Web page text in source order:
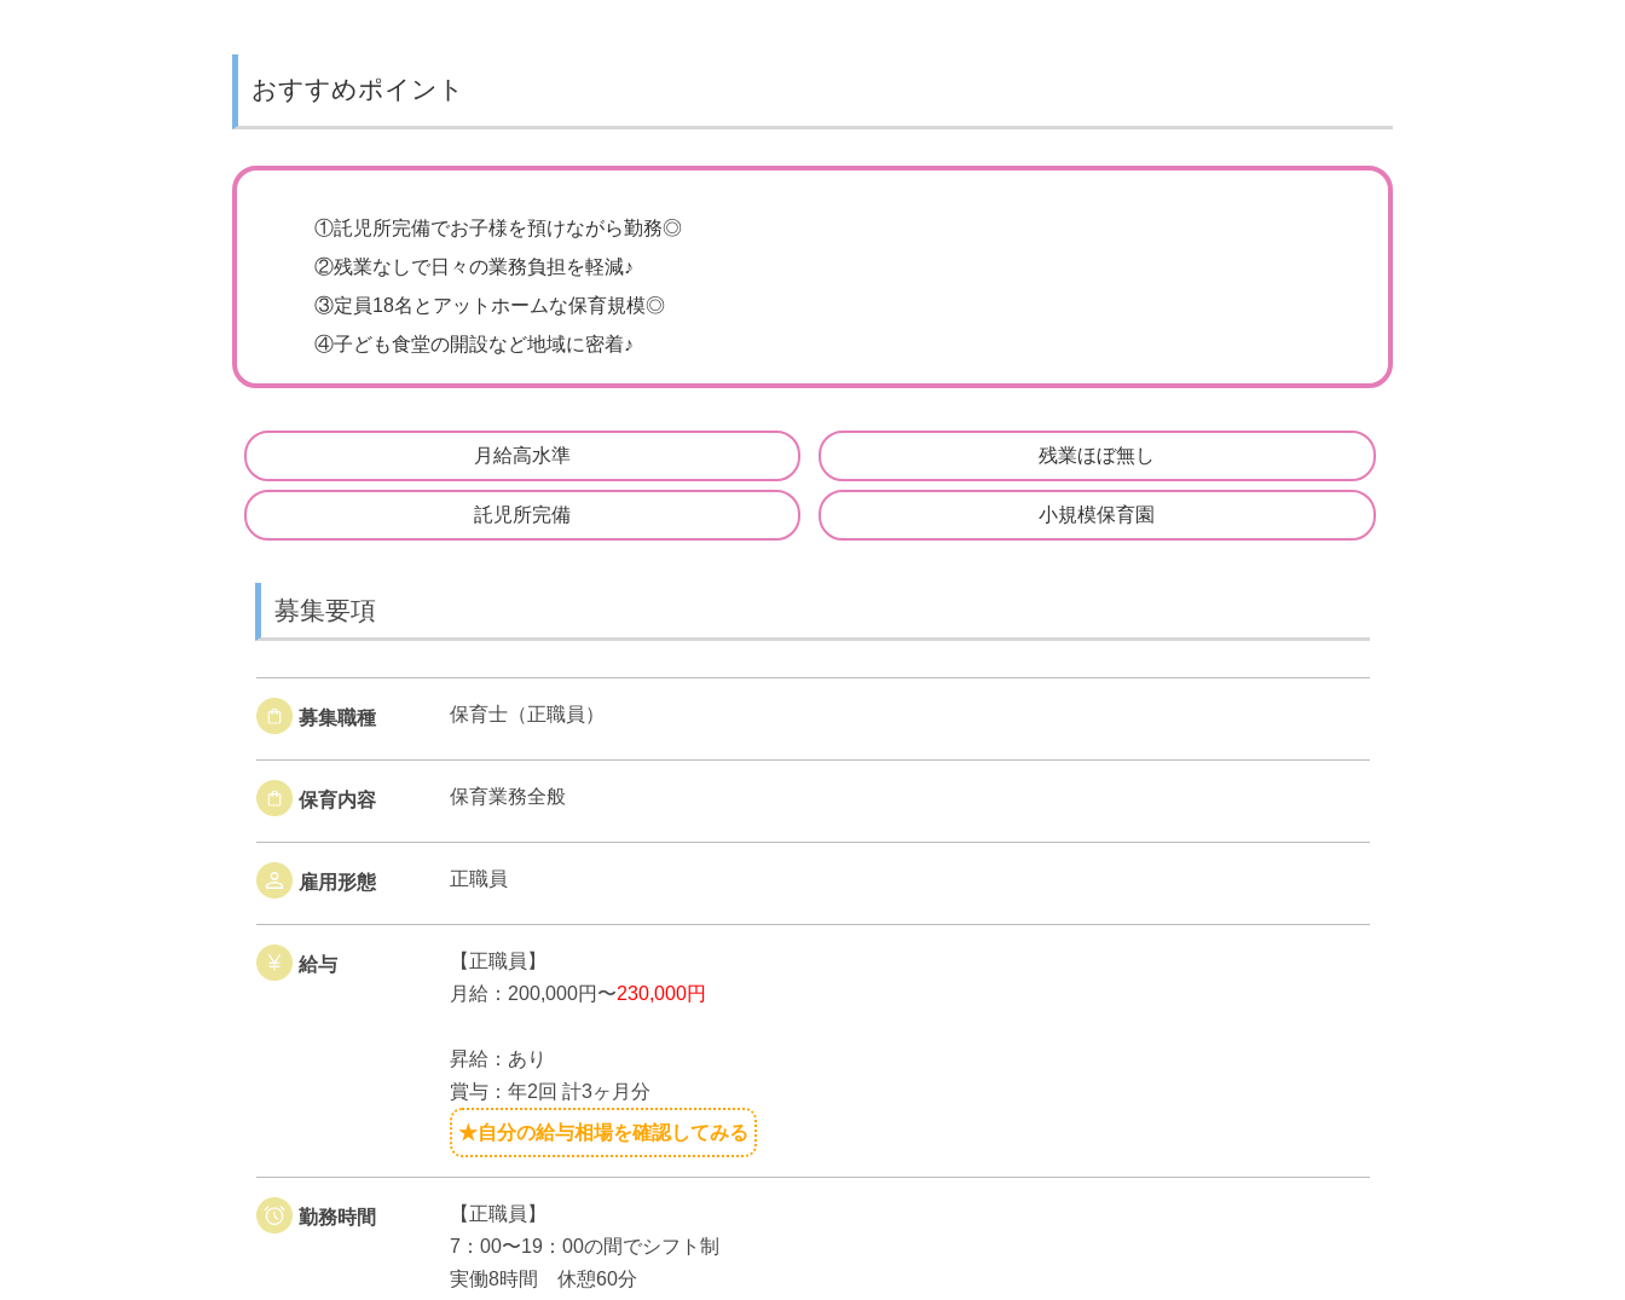
おすすめポイント
①託児所完備でお子様を預けながら勤務◎
②残業なしで日々の業務負担を軽減♪
③定員18名とアットホームな保育規模◎
④子ども食堂の開設など地域に密着♪
月給高水準 残業ほぼ無し
託児所完備 小規模保育園
募集要項
募集職種 保育士（正職員）
保育内容 保育業務全般
雇用形態 正職員
給与
【正職員】
月給：200,000円〜230,000円
昇給：あり
賞与：年2回 計3ヶ月分
★自分の給与相場を確認してみる
勤務時間
【正職員】
7：00〜19：00の間でシフト制
実働8時間 休憩60分